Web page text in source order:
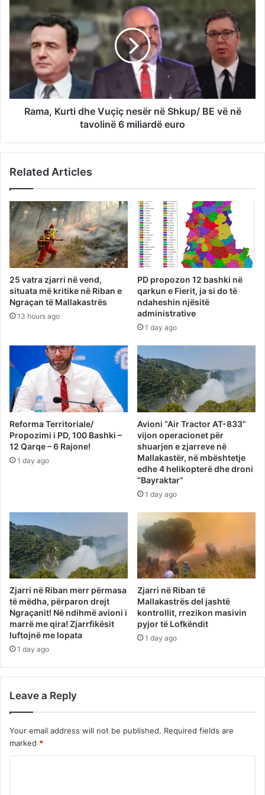
Rama, Kurti dhe Vuçiç nesër në Shkup/ BE vë në
tavolinë 6 miliardë euro
Related Articles
25 vatra zjarri në vend,
situata më kritike në Riban e
Ngraçan të Mallakastrës
13 hours ago
PD propozon 12 bashki në
qarkun e Fierit, ja si do të
ndaheshin njësitë
administrative
1 day ago
Reforma Territoriale/
Propozimi i PD, 100 Bashki –
12 Qarqe – 6 Rajone!
1 day ago
Avioni “Air Tractor AT-833”
vijon operacionet për
shuarjen e zjarreve në
Mallakastër, në mbështetje
edhe 4 helikopterë dhe droni
“Bayraktar”
1 day ago
Zjarri në Riban merr përmasa
të mëdha, përparon drejt
Ngraçanit! Në ndihmë avioni i
marrë me qira! Zjarrfikësit
luftojnë me lopata
1 day ago
Zjarri në Riban të
Mallakastrës del jashtë
kontrollit, rrezikon masivin
pyjor të Lofkëndit
1 day ago
Leave a Reply
Your email address will not be published. Required fields are
marked *